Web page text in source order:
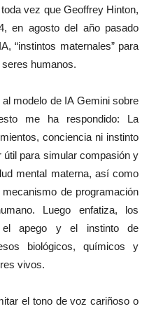
vez que Geoffrey Hinton,
en agosto del año pasado
“instintos maternales” para
humanos.
modelo de IA Gemini sobre
me ha respondido: La
conciencia ni instinto
útil para simular compasión y
mental materna, así como
de programación
Luego enfatiza, los
el apego y el instinto de
biológicos, químicos y
vivos.
el tono de voz cariñoso o